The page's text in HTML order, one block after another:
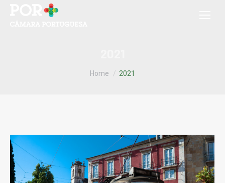
You are here:
Home 2021